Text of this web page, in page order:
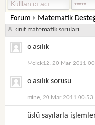
Forum Matematik
8. sınıf matematik soruları
olasılık
Melek12, 20 Mar 2011
olasılık sorusu
mine, 20 Mar 2011 00:53
üslü sayılarla